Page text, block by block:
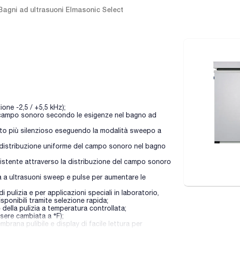
ad ultrasuoni Elmasonic Select
-2,5 / +5,5 kHz);
sonoro secondo le esigenze nel bagno ad
più silenzioso eseguendo la modalità sweepo a
uniforme del campo sonoro nel bagno
attraverso la distribuzione del campo sonoro
ultrasuoni sweep e pulse per aumentare le
e per applicazioni speciali in laboratorio,
tramite selezione rapida;
pulizia a temperatura controllata;
cambiata a °F);
pulibile e display di facile lettura per
o quando viene raggiunta la temperatura limite;